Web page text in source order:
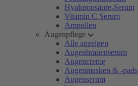
Hyaluronsäure-Serum
Vitamin C Serum
Ampullen
Augenpflege
Alle anzeigen
Augenbrauenserum
Augencreme
Augenmasken & -pads
Augenserum